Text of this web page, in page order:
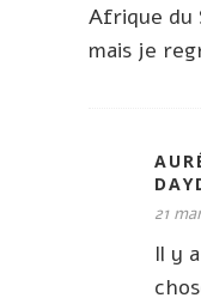
Afrique du
mais je
21
Il y